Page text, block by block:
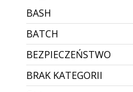
BASH
BATCH
BEZPIECZEŃSTWO
BRAK KATEGORII